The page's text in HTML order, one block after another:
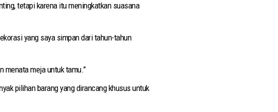
tetapi karena itu meningkatkan suasana
yang saya simpan dari tahun-tahun
menata meja untuk tamu.”
pilihan barang yang dirancang khusus untuk